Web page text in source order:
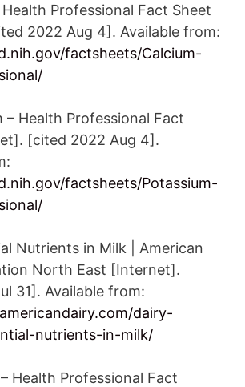
Health Professional Fact Sheet
2022 Aug 4]. Available from:
factsheets/Calcium-
– Health Professional Fact
[cited 2022 Aug 4].
factsheets/Potassium-
Nutrients in Milk | American
North East [Internet].
31]. Available from:
dairy-
nutrients-in-milk/
Health Professional Fact